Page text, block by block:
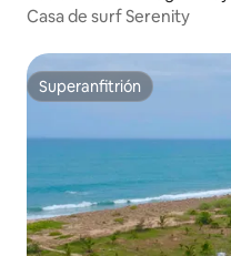
Casa de surf Serenity
Superanfitrión
Superanfitrión